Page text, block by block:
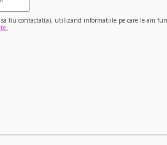
fiu contactat(a), utilizand informatiile pe care le-am